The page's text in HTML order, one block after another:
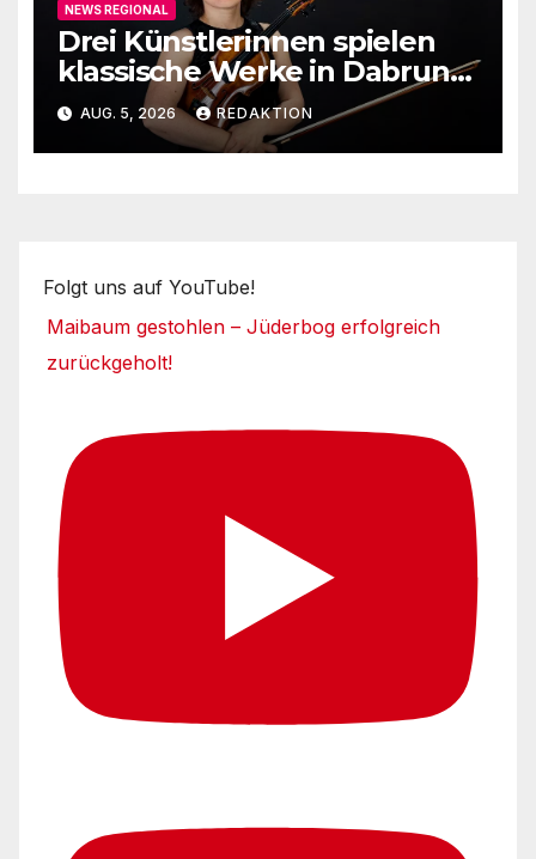
NEWS REGIONAL
Drei Künstlerinnen spielen
klassische Werke in Dabruner
Kirche
AUG. 5, 2026 REDAKTION
Folgt uns auf YouTube!
Maibaum gestohlen – Jüderbog erfolgreich
zurückgeholt!